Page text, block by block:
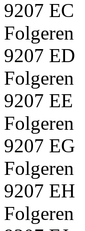
9207 EC
Folgeren
9207 ED
Folgeren
9207 EE
Folgeren
9207 EG
Folgeren
9207 EH
Folgeren